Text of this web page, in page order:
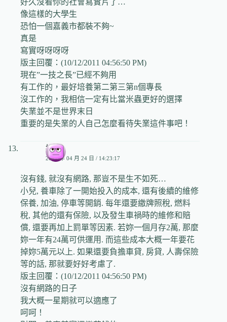
好久沒看你的社會寫實片了…
像這樣的大學生
恐怕一個嘉義市都裝不夠~
真是
寫實呀呀呀呀
版主回覆：(10/12/2011 04:56:50 PM)
現在”一技之長”已經不夠用
有工作的，最好培養第二第三第n個專長
沒工作的，我相信一定有比當米蟲更好的選擇
失業並不是世界末日
重要的是失業的人自己怎麼看待失業這件事吧！
撲朔
2009 年 04 月 24 日 / 14:23:17
沒有錢, 就沒有網路, 那豈不是生不如死…
小兒, 養車除了一開始投入的成本, 還有後續的維修
保養, 加油, 停車等開銷. 每年還要繳牌照稅, 燃料
稅, 其他的還有保險, 以及發生車禍時的維修和賠
償, 還要再加上罰單等因素. 若妳一個月存2萬, 那麼
妳一年有24萬可供運用. 而這些成本大概一年要花
掉妳5萬元以上. 如果還要負擔車貸, 房貸, 人壽保險
等的話, 那就要好好考慮了.
版主回覆：(10/12/2011 04:56:50 PM)
沒有網路的日子
我大概一星期就可以適應了
呵呵！